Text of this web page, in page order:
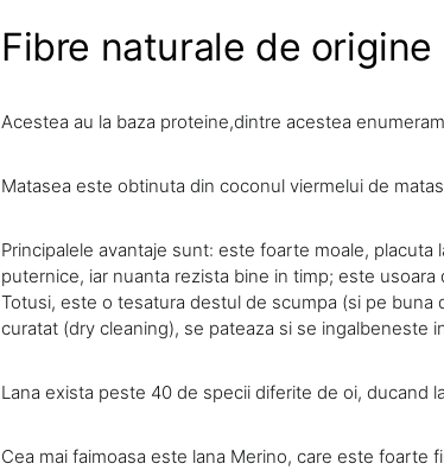
Fibre naturale de origine
Acestea au la baza proteine,dintre acestea
Matasea este obtinuta din coconul viermelui de
Principalele avantaje sunt: este foarte moale,
puternice, iar nuanta rezista bine in timp; este
Totusi, este o tesatura destul de scumpa (si pe buna
curatat (dry cleaning), se pateaza si se ingalbeneste
Lana exista peste 40 de specii diferite de oi, ducand
Cea mai faimoasa este lana Merino, care este foarte